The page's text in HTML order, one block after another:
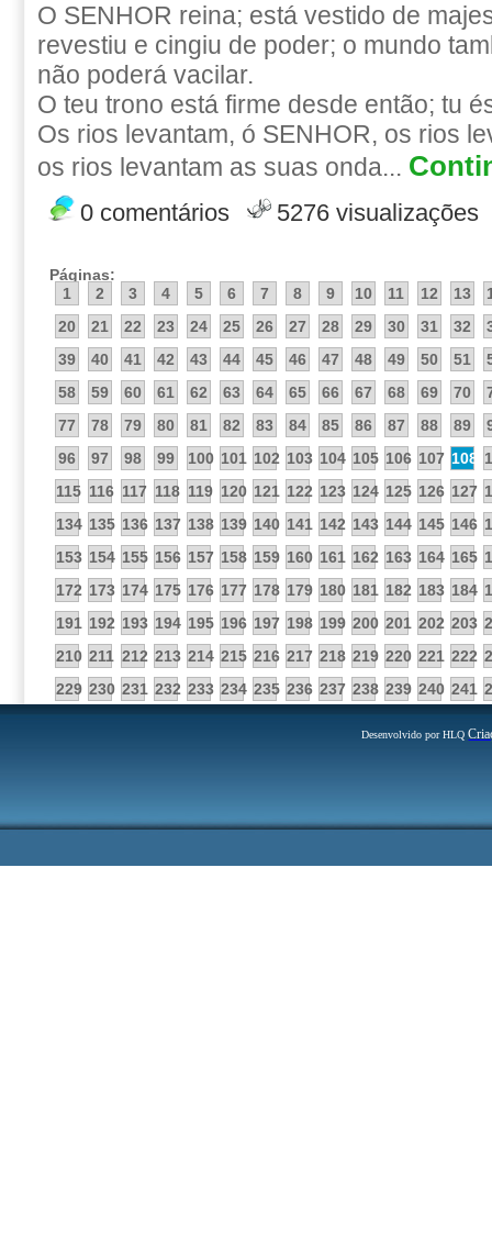
O SENHOR reina; está vestido de
revestiu e cingiu de poder; o mundo
não poderá vacilar.
O teu trono está firme desde então; tu
Os rios levantam, ó SENHOR, os rios
os rios levantam as suas onda...
0 comentários 5276 visualizações
Páginas:
1
2 3 4 5 6 7 8 9 10 11 12 13
20
21 22 23 24 25 26 27 28 29 30 31 32
39
40 41 42 43 44 45 46 47 48 49 50 51
58
59 60 61 62 63 64 65 66 67 68 69 70
77
78 79 80 81 82 83 84 85 86 87 88 89
96
97 98 99 100 101 102 103 104 105 106 107 108
115 116 117 118 119 120 121 122 123 124 125 126 127
134 135 136 137 138 139 140 141 142 143 144 145 146
153 154 155 156 157 158 159 160 161 162 163 164 165
172 173 174 175 176 177 178 179 180 181 182 183 184
191 192 193 194 195 196 197 198 199 200 201 202 203
210 211 212 213 214 215 216 217 218 219 220 221 222
229 230 231 232 233 234 235 236 237 238 239 240 241
Desenvolvido por HLQ